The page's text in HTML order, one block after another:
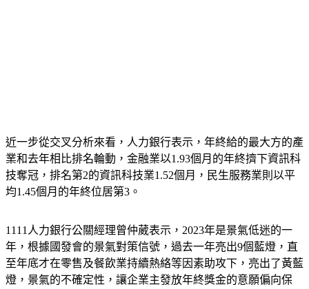
近一步從交叉分析來看，人力銀行表示，年終給的最大方的產
業和去年相比排名輪動，金融業以1.93個月的年終擠下資訊科
技奪冠，排名第2的資訊科技業1.52個月，民生服務業則以平
均1.45個月的年終位居第3。
1111人力銀行公關經理曾仲葳表示，2023年是景氣低迷的一
年，根據國發會的景氣對策信號，過去一年亮出9個藍燈，直
至年底才在零售及餐飲業持續熱絡等因素助攻下，亮出了黃藍
燈，景氣的不確定性，讓企業主發放年終獎金的意願偏向保